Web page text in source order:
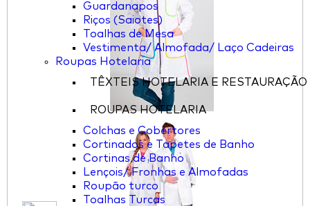
Guardanapos
Riços (Saiotes)
Toalhas de Mesa
Vestimenta/ Almofada/ Laço Cadeiras
Roupas Hotelaria
TÊXTEIS HOTELARIA E RESTAURAÇÃO
ROUPAS HOTELARIA
Colchas e Cobertores
Cortinados e Tapetes de Banho
Cortinas de Banho
Lençois/ Fronhas e Almofadas
Roupão turco
Toalhas Turcas